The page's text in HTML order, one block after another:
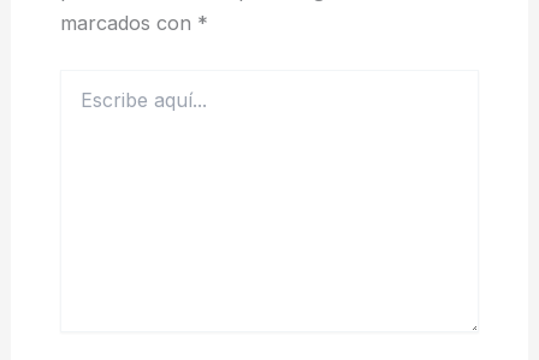
marcados con *
aquí...